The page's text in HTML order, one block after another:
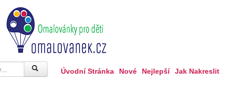
Úvodní Stránka Nové Nejlepší Jak Nakreslit